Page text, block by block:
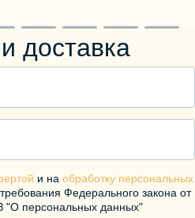
доставка
и на обработку персональных
требования Федерального закона от
персональных данных"